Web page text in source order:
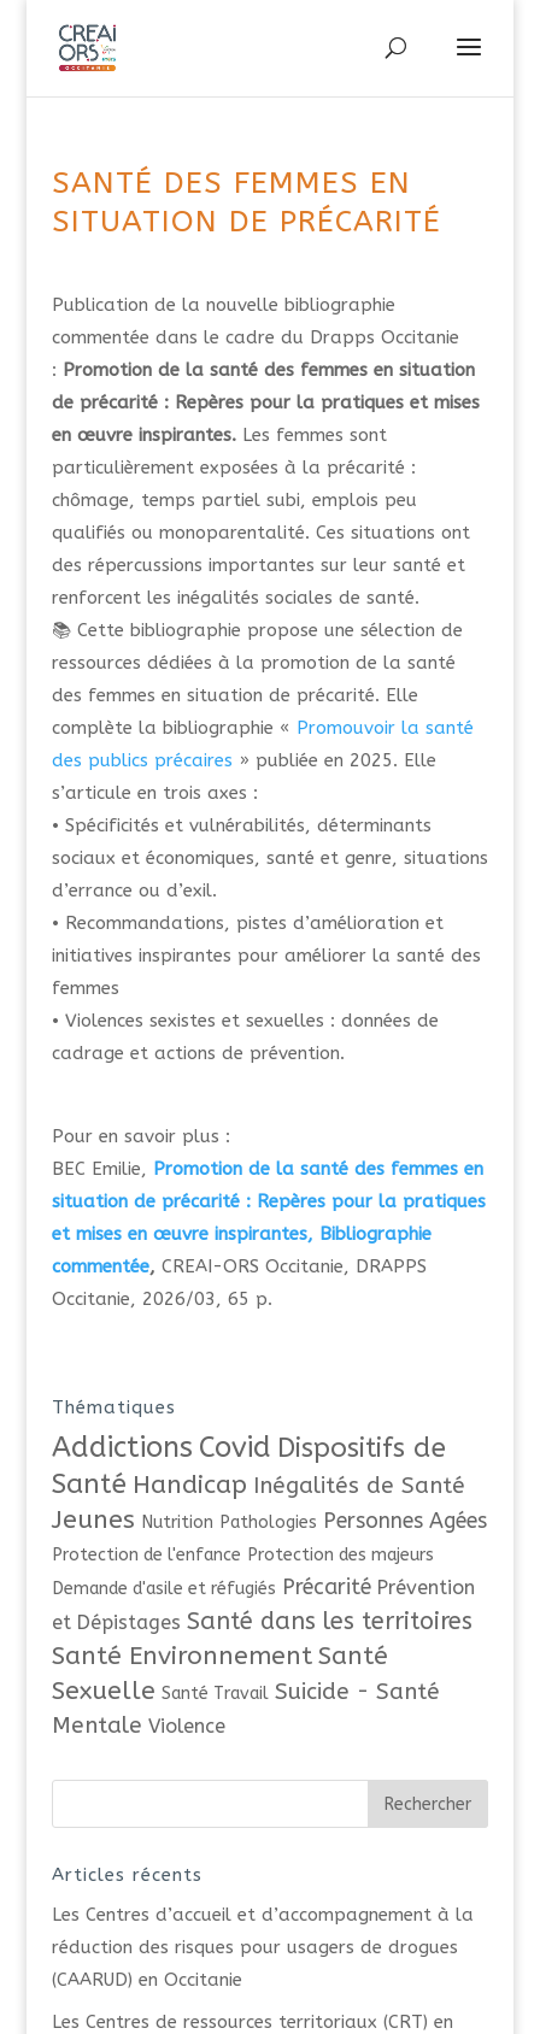
SANTÉ DES FEMMES EN
SITUATION DE PRÉCARITÉ
Publication de la nouvelle bibliographie
commentée dans le cadre du Drapps Occitanie
: Promotion de la santé des femmes en situation
de précarité : Repères pour la pratiques et mises
en œuvre inspirantes. Les femmes sont
particulièrement exposées à la précarité :
chômage, temps partiel subi, emplois peu
qualifiés ou monoparentalité. Ces situations ont
des répercussions importantes sur leur santé et
renforcent les inégalités sociales de santé.
📚 Cette bibliographie propose une sélection de
ressources dédiées à la promotion de la santé
des femmes en situation de précarité. Elle
complète la bibliographie « Promouvoir la santé
des publics précaires » publiée en 2025. Elle
s’articule en trois axes :
• Spécificités et vulnérabilités, déterminants
sociaux et économiques, santé et genre, situations
d’errance ou d’exil.
• Recommandations, pistes d’amélioration et
initiatives inspirantes pour améliorer la santé des
femmes
• Violences sexistes et sexuelles : données de
cadrage et actions de prévention.
Pour en savoir plus :
BEC Emilie, Promotion de la santé des femmes en
situation de précarité : Repères pour la pratiques
et mises en œuvre inspirantes, Bibliographie
commentée, CREAI-ORS Occitanie, DRAPPS
Occitanie, 2026/03, 65 p.
Thématiques
Addictions Covid Dispositifs de
Santé Handicap Inégalités de Santé
Jeunes Nutrition Pathologies Personnes Agées
Protection de l'enfance Protection des majeurs
Demande d'asile et réfugiés Précarité Prévention
et Dépistages Santé dans les territoires
Santé Environnement Santé
Sexuelle Santé Travail Suicide - Santé
Mentale Violence
Articles récents
Les Centres d’accueil et d’accompagnement à la
réduction des risques pour usagers de drogues
(CAARUD) en Occitanie
Les Centres de ressources territoriaux (CRT) en